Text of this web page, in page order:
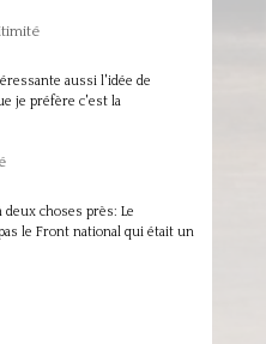
aussi l'idée de
je préfère c'est la
choses près: Le
le Front national qui était un